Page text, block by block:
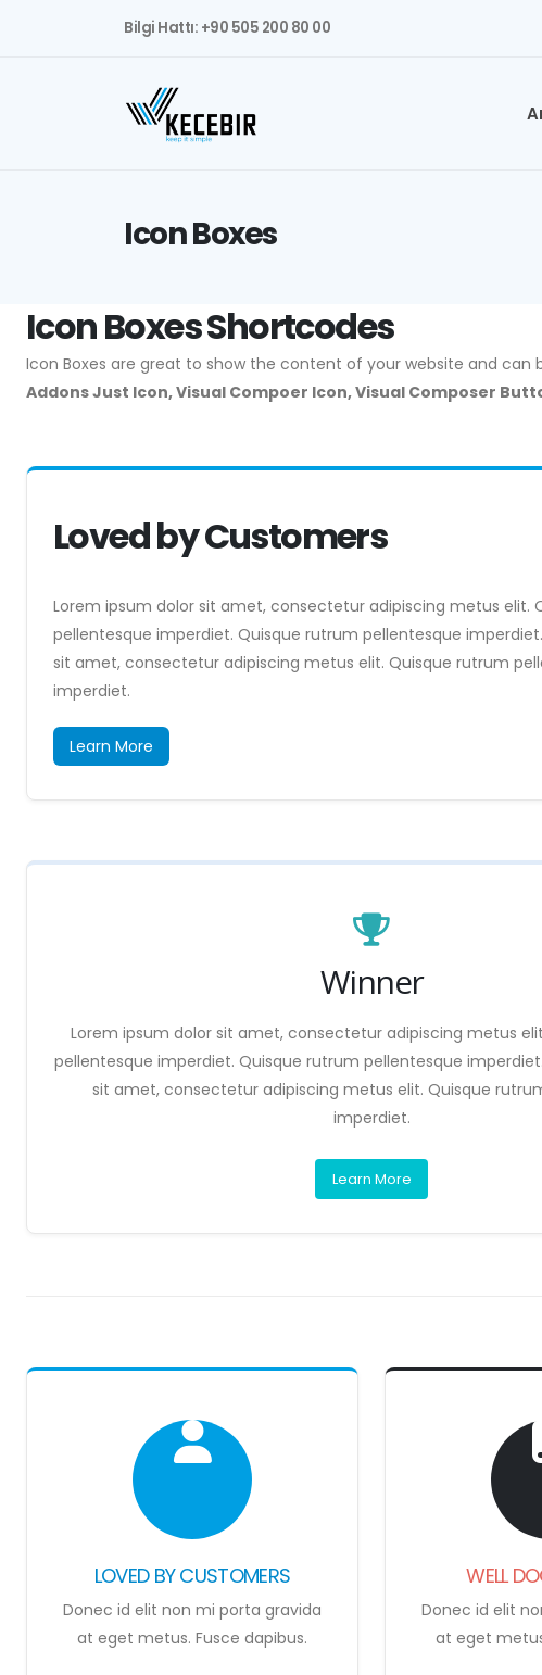
Bilgi Hattı: +90 505 200 80 00
Icon Boxes
Icon Boxes Shortcodes
Icon Boxes are great to show the content of your website and can
Addons Just Icon, Visual Compoer Icon, Visual Composer
Loved by Customers
Lorem ipsum dolor sit amet, consectetur adipiscing metus elit.
pellentesque imperdiet. Quisque rutrum pellentesque
sit amet, consectetur adipiscing metus elit. Quisque rutrum
imperdiet.
Learn More
Winner
Lorem ipsum dolor sit amet, consectetur adipiscing metus
pellentesque imperdiet. Quisque rutrum pellentesque
sit amet, consectetur adipiscing metus elit. Quisque
imperdiet.
Learn More
LOVED BY CUSTOMERS
Donec id elit non mi porta gravida
at eget metus. Fusce dapibus.
WELL
Donec id elit
at eget